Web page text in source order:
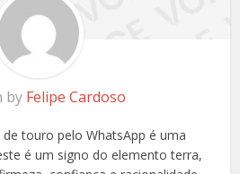
by Felipe Cardoso
touro pelo WhatsApp é uma
é um signo do elemento terra,